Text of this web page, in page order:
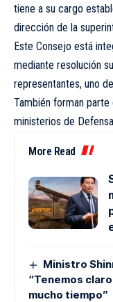
tiene a su cargo
dirección de la
Este Consejo está
mediante resolución
representantes, uno
También forman
ministerios de
More Read
Ministro
“Tenemos
mucho tiempo”